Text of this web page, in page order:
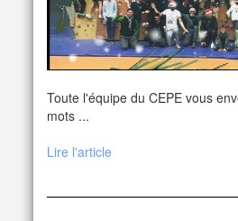
Toute l'équipe du CEPE vous
mots ...
Lire l'article